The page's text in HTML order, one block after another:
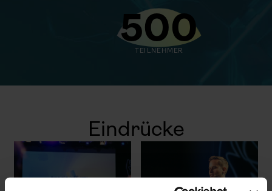
500
TEILNEHMER
Eindrücke